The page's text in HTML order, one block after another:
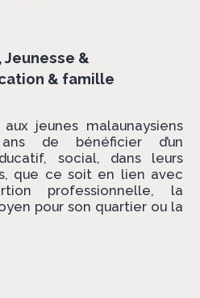
&
& famille
jeunes malaunaysiens
de bénéficier d’un
social, dans leurs
que ce soit en lien avec
professionnelle, la
pour son quartier ou la